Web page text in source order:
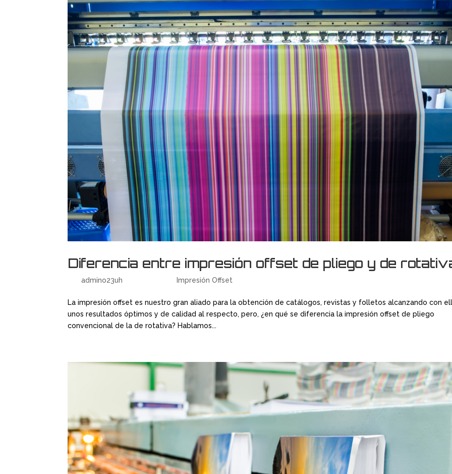
Diferencia entre impresión offset de pliego y de
poradmino23uh Impresión Offset
La impresión offset es nuestro gran aliado para la obtención de catálogos, revistas y folletos alcanzando con
unos resultados óptimos y de calidad al respecto, pero, ¿en qué se diferencia la impresión offset de pliego
convencional de la de rotativa? Hablamos...